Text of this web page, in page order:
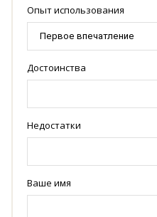
Опыт использования
Достоинства
Недостатки
Ваше имя